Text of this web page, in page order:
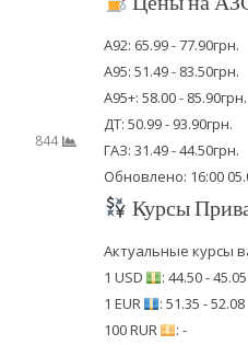
844
А92: 65.99 - 77.90грн.
А95: 51.49 - 83.50грн.
А95+: 58.00 - 85.90грн.
ДТ: 50.99 - 93.90грн.
ГАЗ: 31.49 - 44.50грн.
Обновлено: 16:00
Курсы
Актуальные курсы
1 USD
: 44.50 - 45.05
1 EUR
: 51.35 - 52.08
100 RUR
: -